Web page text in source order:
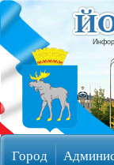
Город